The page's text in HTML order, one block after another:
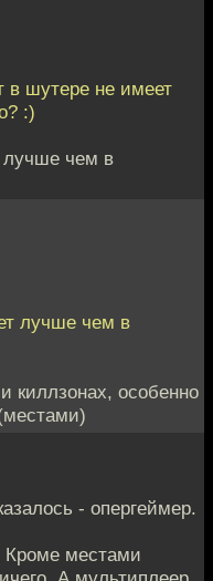
в шутере не имеет
:)
лучше чем в
лучше чем в
киллзонах, особенно
- опергеймер.
Кроме местами